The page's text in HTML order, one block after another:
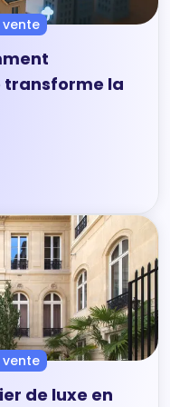
vente
transforme la
vente
de luxe en